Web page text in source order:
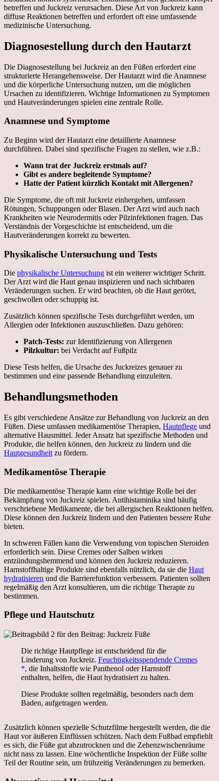
betreffen und Juckreiz verursachen. Diese Art von Juckreiz kann
diffuse Reaktionen betreffen und erfordert oft eine umfassende
medizinische Untersuchung.
Diagnosestellung durch den Hautarzt
Die Diagnosestellung bei Juckreiz an den Füßen erfordert eine
strukturierte Herangehensweise. Der Hautarzt wird die Anamnese
und die körperliche Untersuchung nutzen, um die möglichen
Ursachen zu identifizieren. Wichtige Informationen zu Symptomen
und Hautveränderungen spielen eine zentrale Rolle.
Anamnese und Symptome
Zu Beginn wird der Hautarzt eine detaillierte Anamnese
durchführen. Dabei sind spezifische Fragen zu stellen, wie z.B.:
Wann trat der Juckreiz erstmals auf?
Gibt es andere begleitende Symptome?
Hatte der Patient kürzlich Kontakt mit Allergenen?
Die Symptome, die oft mit Juckreiz einhergehen, umfassen
Rötungen, Schuppungen oder Blasen. Der Arzt wird auch nach
Krankheiten wie Neurodermitis oder Pilzinfektionen fragen. Das
Verständnis der Vorgeschichte ist entscheidend, um die
Hautveränderungen korrekt zu bewerten.
Physikalische Untersuchung und Tests
Die physikalische Untersuchung ist ein weiterer wichtiger Schritt.
Der Arzt wird die Haut genau inspizieren und nach sichtbaren
Veränderungen suchen. Er wird beachten, ob die Haut gerötet,
geschwollen oder schuppig ist.
Zusätzlich können spezifische Tests durchgeführt werden, um
Allergien oder Infektionen auszuschließen. Dazu gehören:
Patch-Tests: zur Identifizierung von Allergenen
Pilzkultur: bei Verdacht auf Fußpilz
Diese Tests helfen, die Ursache des Juckreizes genauer zu
bestimmen und eine passende Behandlung einzuleiten.
Behandlungsmethoden
Es gibt verschiedene Ansätze zur Behandlung von Juckreiz an den
Füßen. Diese umfassen medikamentöse Therapien, Hautpflege und
alternative Hausmittel. Jeder Ansatz hat spezifische Methoden und
Produkte, die helfen können, den Juckreiz zu lindern und die
Hautgesundheit zu fördern.
Medikamentöse Therapie
Die medikamentöse Therapie kann eine wichtige Rolle bei der
Bekämpfung von Juckreiz spielen. Antihistaminika sind häufig
verschriebene Medikamente, die bei allergischen Reaktionen helfen.
Diese können den Juckreiz lindern und den Patienten bessere Ruhe
bieten.
In schweren Fällen kann die Verwendung von topischen Steroiden
erforderlich sein. Diese Cremes oder Salben wirken
entzündungshemmend und können den Juckreiz reduzieren.
Harnstoffhaltige Produkte sind ebenfalls nützlich, da sie die Haut
hydratisieren und die Barrierefunktion verbessern. Patienten sollten
regelmäßig den Arzt konsultieren, um die richtige Therapie zu
bestimmen.
Pflege und Hautschutz
Die richtige Hautpflege ist entscheidend für die
Linderung von Juckreiz. Feuchtigkeitsspendende Cremes
, die Inhaltsstoffe wie Panthenol oder Harnstoff
enthalten, helfen, die Haut hydratisiert zu halten.
Diese Produkte sollten regelmäßig, besonders nach dem
Baden, aufgetragen werden.
Zusätzlich können spezielle Schutzfilme hergestellt werden, die die
Haut vor äußeren Einflüssen schützen. Nach dem Fußbad empfiehlt
es sich, die Füße gut abzutrocknen und die Zehenzwischenräume
nicht nass zu lassen. Eine wöchentliche Inspektion der Füße sollte
Teil der Routine sein, um frühzeitig Veränderungen zu bemerken.